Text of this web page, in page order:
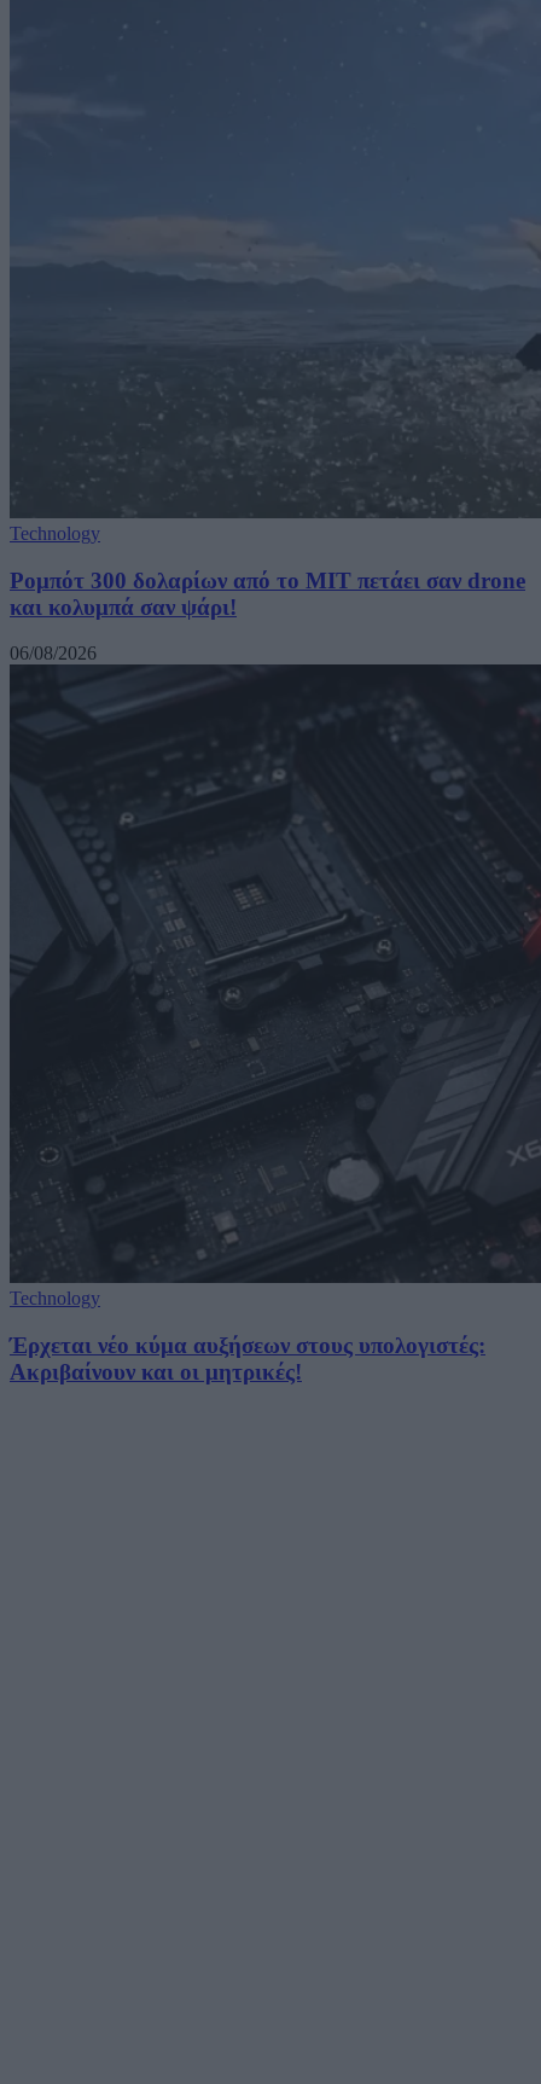
Technology
Ρομπότ 300 δολαρίων από το MIT πετάει σαν drone
και κολυμπά σαν ψάρι!
06/08/2026
Technology
Έρχεται νέο κύμα αυξήσεων στους υπολογιστές:
Ακριβαίνουν και οι μητρικές!